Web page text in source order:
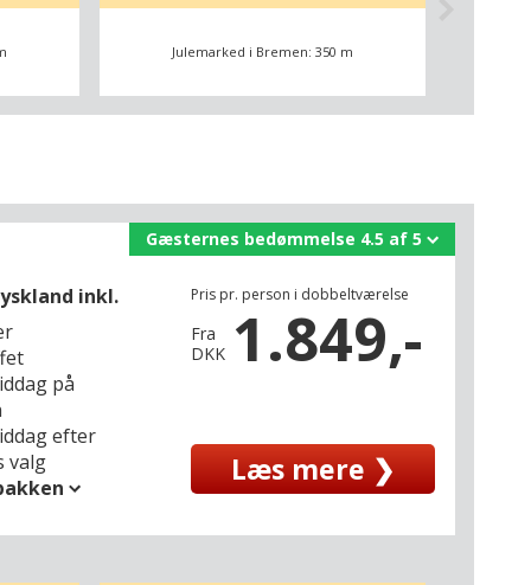
Julemarked i Bremen: 350 m
inkl.
på
efter
valg
Pris pr. person i dobbeltværelse
Fra
DKK 1.849,-
Læs mere ❯
Gæsternes bedømmelse 4.5 af 5